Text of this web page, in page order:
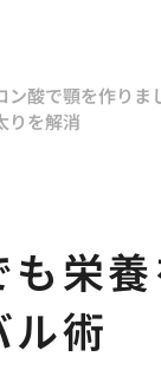
ン酸で顎を作りま
りを解消
栄
ル術